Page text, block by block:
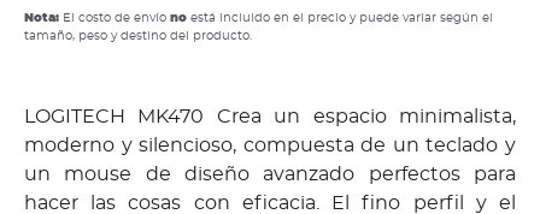
Nota: El costo de envío no está incluido en el precio y puede variar según el
tamaño, peso y destino del producto.
LOGITECH MK470 Crea un espacio minimalista,
moderno y silencioso, compuesta de un teclado y
un mouse de diseño avanzado perfectos para
hacer las cosas con eficacia. El fino perfil y el